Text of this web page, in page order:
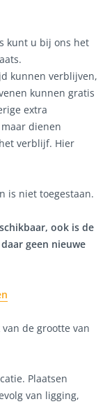
kunt u bij ons het
kunnen verblijven,
kunnen gratis
extra
dienen
verblijf. Hier
is niet toegestaan.
ook is de
geen nieuwe
de grootte van
Plaatsen
van ligging,